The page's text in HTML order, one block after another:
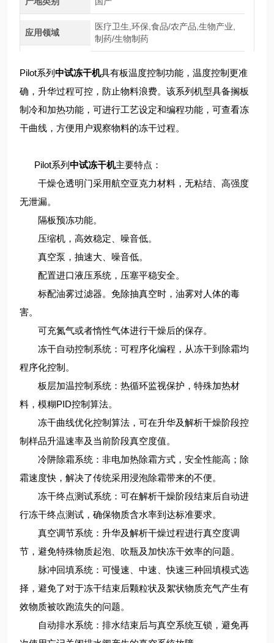
应用领域
医疗卫生,环保,食品/农产品,生物产业,
制药/生物制药
Pilot系列 中试冻干机具有板温度控制功能，温度控制更准
确，升华过程可控，防止物料浪费。该系列机型具备搁板
制冷和加热功能，可进行工艺设定和编程功能，可查看冻
干曲线，方便用户观察物料的冻干过程。
Pilot系列 中试冻干机主要特点：
干燥仓透明门采用航空亚克力材料，无粘结、高强度
无泄漏。
隔板预冻功能。
压缩机，高效稳定、噪音低。
真空泵，抽速大、噪音低。
配置进口液压系统，压塞平稳安全。
标配油雾过滤器。免除抽真空时，油雾对人体的毒
害。
可充氮气或者惰性气体进行干燥后的保存。
冻干自动控制系统：可程序化编程，从冻干到除霜均
程序化控制。
板层加温控制系统：热循环监视保护，特殊加热材
料，模糊PID控制算法。
冻干曲线优化控制算法，可在升华及解析干燥阶段控
制样品升温速率及当前阶段真空度值。
冷阱除霜系统：非电加热除霜方式，安全性能高；除
霜速度快，解决了传统采用浸泡除霜带来的不便。
冻干终点测试系统：可在解析干燥阶段结束后自动进
行冻干终点测试，确保物质含水率到达标准要求。
真空调节系统：升华及解析干燥过程进行真空度调
节，避免特殊物质起泡、吹瓶及加快冻干效率的问题。
脉冲回填系统：可慢速、中速、快速三种回填模式选
择，避免了对于冻干结束后颗粒状及絮状物质充气产生有
效物质被吹跑流失的问题。
自动排水系统：排水结束后与真空系统互锁，避免再